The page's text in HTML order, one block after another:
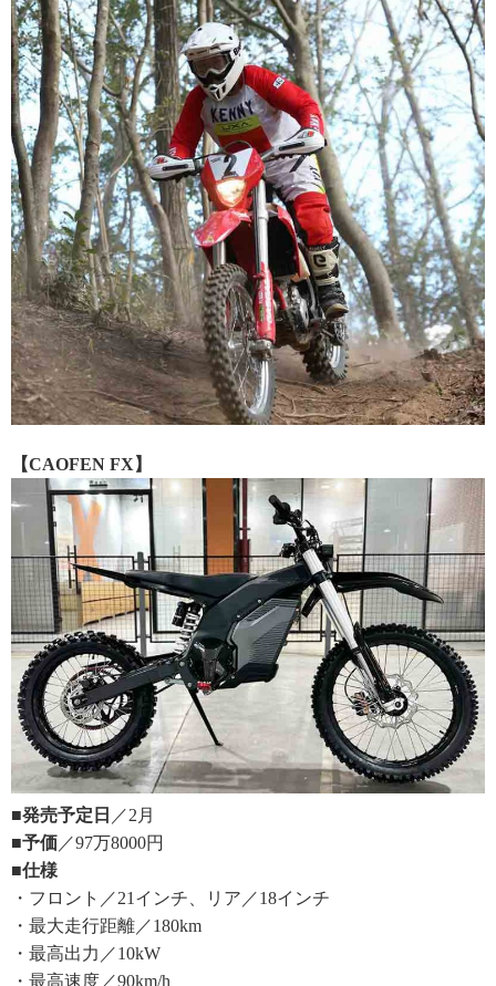
【CAOFEN FX】
■発売予定日 ／2月
■予価 ／97万8000円
■仕様
・フロント／21インチ、リア／18インチ
・最大走行距離／180km
・最高出力／10kW
・最高速度／90km/h